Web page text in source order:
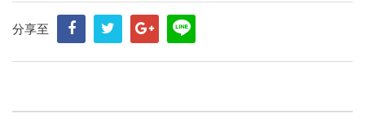
分享至